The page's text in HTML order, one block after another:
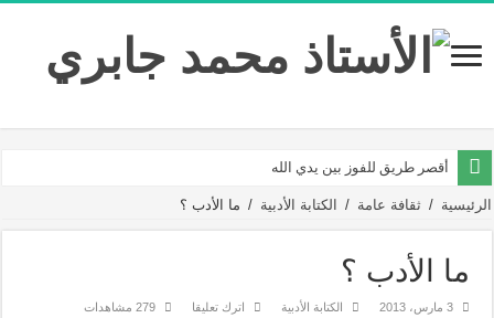
أقصر طريق للفوز بين يدي الله
الرئيسية / ثقافة عامة / الكتابة الأدبية / ما الأدب ؟
ما الأدب ؟
3 مارس، 2013 الكتابة الأدبية اترك تعليقا 279 مشاهدات